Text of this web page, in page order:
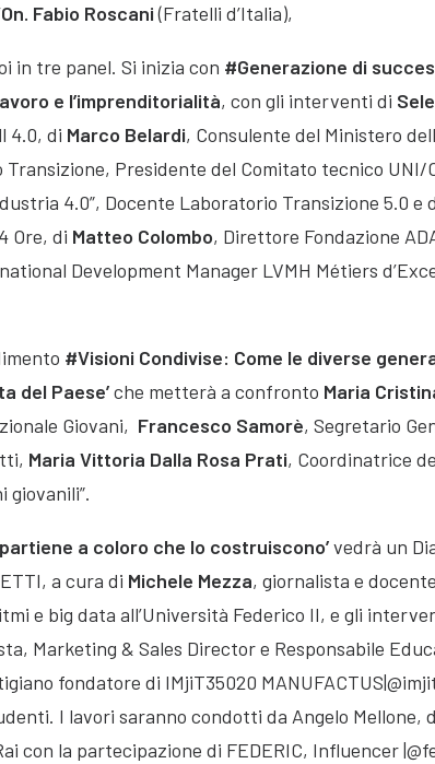
On. Fabio Roscani(Fratelli d’Italia),
in tre panel. Si inizia con #Generazione di
e l’imprenditorialità, con gli interventi di
4.0, di Marco Belardi, Consulente del Ministero
Transizione, Presidente del Comitato tecnico UNI/
4.0”, Docente Laboratorio Transizione 5.0 e
Ore, di Matteo Colombo, Direttore Fondazione
Development Manager LVMH Métiers
#Visioni Condivise: Come le diverse
del Paese’che metterà a confronto Maria
Giovani, Francesco Samorè, Segretario
Maria Vittoria Dalla Rosa Prati, Coordinatrice
giovanili”.
a coloro che lo costruiscono’vedrà un
a cura di Michele Mezza, giornalista e
e big data all’Università Federico II, e gli
Marketing & Sales Director e Responsabile
fondatore di IMjiT35020
I lavori saranno condotti da Angelo Mellone,
con la partecipazione di FEDERIC, Influencer